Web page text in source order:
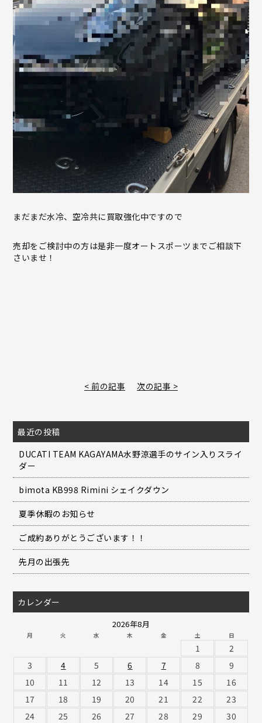
まだまだ水冷、空冷共に買取強化中ですので
売却をご検討中の方は是非一度オートスポーツまでご相談下
さいませ！
< 前の記事 次の記事 >
最近の投稿
DUCATI TEAM KAGAYAMA水野涼選手のサイン入りスライ
ダー
bimota KB998 Rimini シェイクダウン
夏季休暇のお知らせ
ご成約ありがとうございます！！
先月の出張先
カレンダー
2026年8月
月 火 水 木 金 土 日
1
2
3
4 5 6 7 8
9
10
11 12 13 14 15
16
17
18 19 20 21 22
23
24
25 26 27 28 29 30